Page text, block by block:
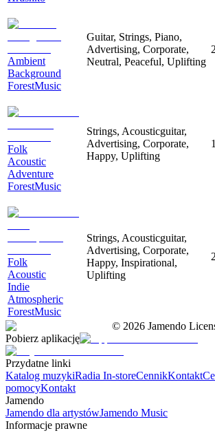
Ambient
Background
ForestMusic
Guitar, Strings, Piano,
Advertising, Corporate,
Neutral, Peaceful, Uplifting
Folk
Acoustic
Adventure
ForestMusic
Strings, Acousticguitar,
Advertising, Corporate,
Happy, Uplifting
Folk
Acoustic
Indie
Atmospheric
ForestMusic
Strings, Acousticguitar,
Advertising, Corporate,
Happy, Inspirational,
Uplifting
© 2026 Jamendo
Pobierz aplikację
Przydatne linki
Katalog muzykiRadia In-storeCennikKontakt
pomocyKontakt
Jamendo
Jamendo dla artystówJamendo Music
Informacje prawne